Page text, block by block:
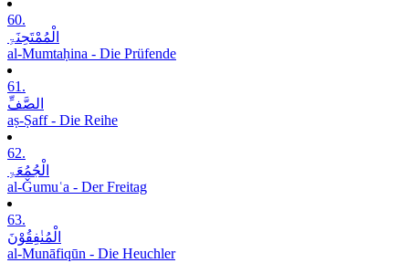
60.
الْمُمْتَحِنَۃِ
al-Mumtaḥina - Die Prüfende
61.
الصَّفِّ
aṣ-Ṣaff - Die Reihe
62.
الْجُمُعَۃِ
al-Ǧumuʿa - Der Freitag
63.
الْمُنٰفِقُوْنَ
al-Munāfiqūn - Die Heuchler